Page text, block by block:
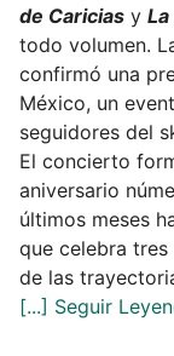
de Caricias y
todo volumen.
confirmó una
México, un
seguidores del
El concierto
aniversario
últimos meses
que celebra tres
de las